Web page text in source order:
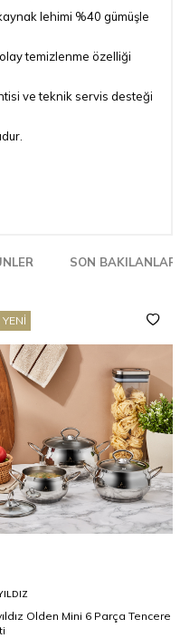
lehimi %40 gümüşle
temizlenme özelliği
ve teknik servis desteği
SON BAKILANLAR
YENI
Olden Mini 6 Parça Tencere